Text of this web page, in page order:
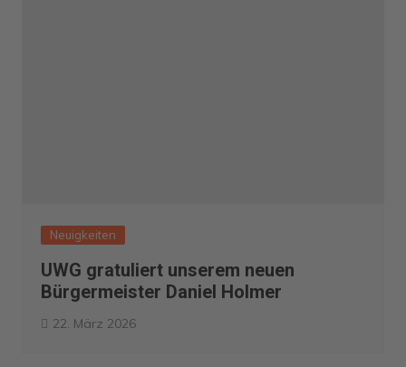
Neuigkeiten
UWG gratuliert unserem neuen
Bürgermeister Daniel Holmer
22. März 2026